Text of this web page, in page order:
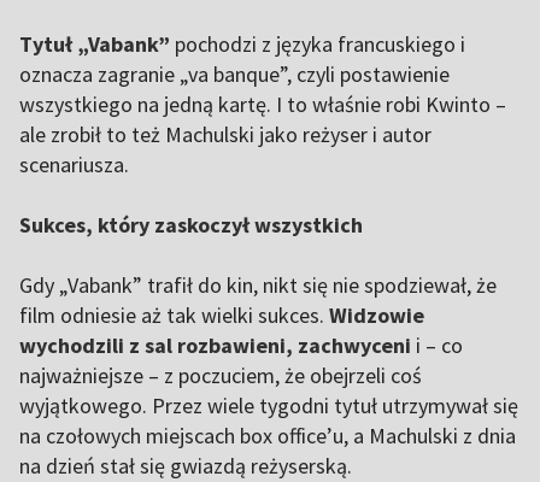
Tytuł „Vabank” pochodzi z języka francuskiego i
oznacza zagranie „va banque”, czyli postawienie
wszystkiego na jedną kartę. I to właśnie robi Kwinto –
ale zrobił to też Machulski jako reżyser i autor
scenariusza.
Sukces, który zaskoczył wszystkich
Gdy „Vabank” trafił do kin, nikt się nie spodziewał, że
film odniesie aż tak wielki sukces. Widzowie
wychodzili z sal rozbawieni, zachwyceni i – co
najważniejsze – z poczuciem, że obejrzeli coś
wyjątkowego. Przez wiele tygodni tytuł utrzymywał się
na czołowych miejscach box office’u, a Machulski z dnia
na dzień stał się gwiazdą reżyserską.